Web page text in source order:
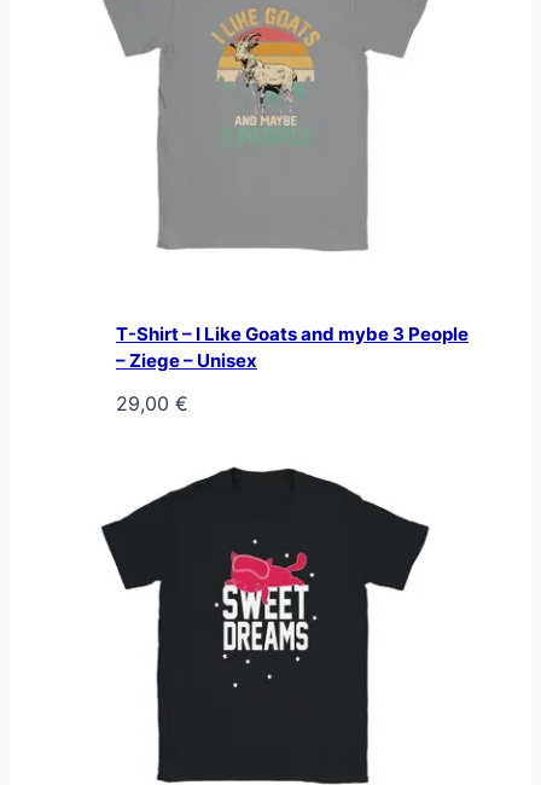
T-Shirt – I Like Goats and mybe 3 People
– Ziege – Unisex
29,00 €